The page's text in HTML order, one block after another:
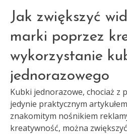
Jak zwiększyć
marki poprzez
wykorzystanie
jednorazowego
Kubki jednorazowe, chociaż z
jedynie praktycznym
znakomitym nośnikiem
kreatywność, można